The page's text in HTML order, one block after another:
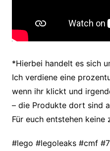
*Hierbei handelt es sich
Ich verdiene eine
wenn ihr klickt und
– die Produkte dort sind
Für euch entstehen keine
#lego #legoleaks #cmf